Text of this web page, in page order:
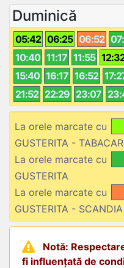
Duminică
05:42 06:25 06:52
10:40 11:17 11:55
15:40 16:17 16:52
21:52 22:29 23:07
La orele marcate cu
GUSTERITA -
La orele marcate cu
GUSTERITA
La orele marcate cu
GUSTERITA - SCANDIA
Notă:
fi influențată de